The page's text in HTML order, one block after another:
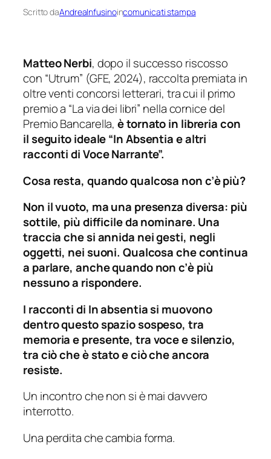
Scritto daAndreaInfusinoincomunicati stampa
Matteo Nerbi, dopo il successo riscosso
con “Utrum” (GFE, 2024), raccolta premiata in
oltre venti concorsi letterari, tra cui il primo
premio a “La via dei libri” nella cornice del
Premio Bancarella,è tornato in libreria con
il seguito ideale“In Absentia e altri
racconti di Voce Narrante”.
Cosa resta, quando qualcosa non c’è più?
Non il vuoto, ma una presenza diversa: più
sottile, più difficile da nominare. Una
traccia che si annida nei gesti, negli
oggetti, nei suoni. Qualcosa che continua
a parlare, anche quando non c’è più
nessuno a rispondere.
I racconti di In absentiasi muovono
dentro questo spazio sospeso, tra
memoria e presente, tra voce e silenzio,
tra ciò che è stato e ciò che ancora
resiste.
Un incontro che non si è mai davvero
interrotto.
Una perdita che cambia forma.